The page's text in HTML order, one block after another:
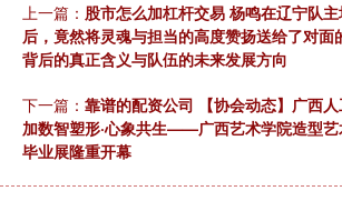
上一篇： 股市怎么加杠杆交易 杨鸣在辽宁队
后，竟然将灵魂与担当的高度赞扬送给了对面
背后的真正含义与队伍的未来发展方向
下一篇： 靠谱的配资公司 【协会动态】广西
加数智塑形·心象共生——广西艺术学院造型
毕业展隆重开幕